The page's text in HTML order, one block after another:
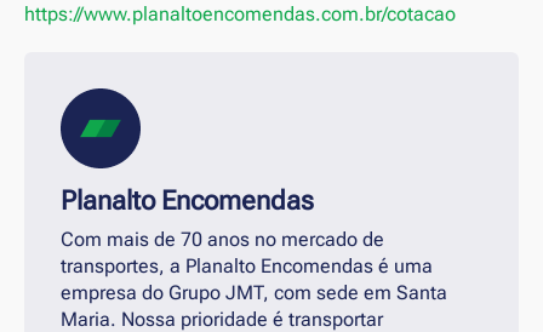
https://www.planaltoencomendas.com.br/cotacao
Planalto Encomendas
Com mais de 70 anos no mercado de
transportes, a Planalto Encomendas é uma
empresa do Grupo JMT, com sede em Santa
Maria. Nossa prioridade é transportar